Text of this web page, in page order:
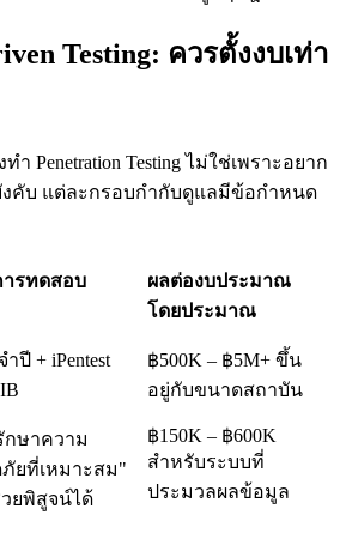
Testing: ควรตั้งงบเท่า
Penetration Testing ไม่ใช่เพราะอยาก
คับ แต่ละกรอบกำกับดูแลมีข้อกำหนด
รทดสอบ
ผลต่องบประมาณ
โดยประมาณ
ำปี + iPentest
฿500K – ฿5M+ ขึ้น
อยู่กับขนาดสถาบัน
กษาความ
ยที่เหมาะสม"
วยพิสูจน์ได้
฿150K – ฿600K
สำหรับระบบที่
ประมวลผลข้อมูล